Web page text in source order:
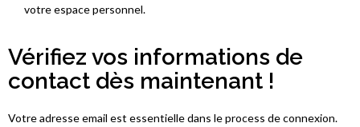
votre espace personnel.
Vérifiez vos informations de
contact dès maintenant !
Votre adresse email est essentielle dans le process de connexion.